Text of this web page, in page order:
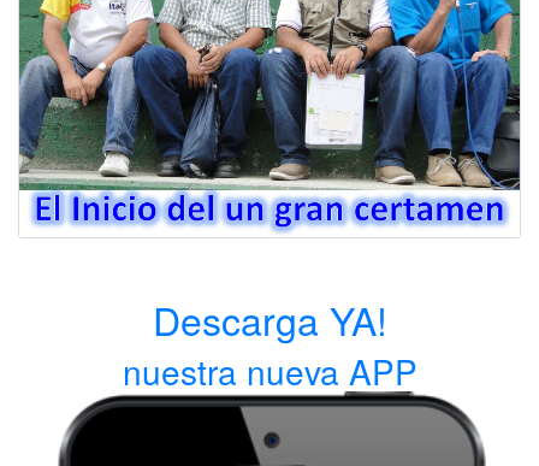
Descarga YA!
nuestra nueva APP